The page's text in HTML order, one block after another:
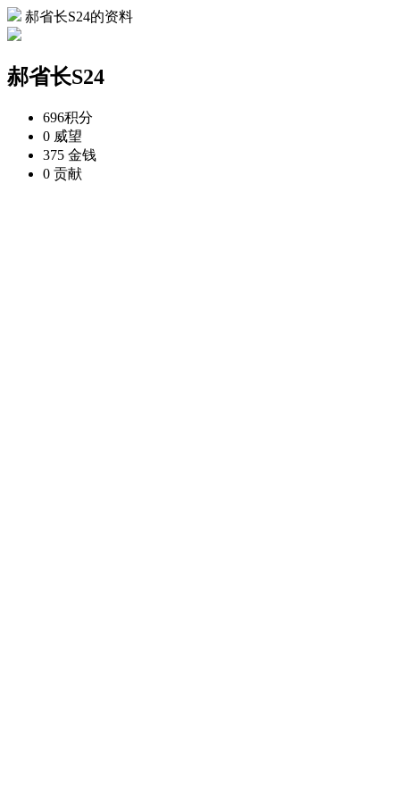
郝省长S24的资料
郝省长S24
696积分
0 威望
375 金钱
0 贡献